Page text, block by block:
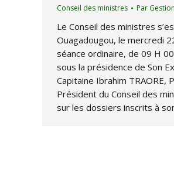
Conseil des ministres Par
Le Conseil des ministres
Ouagadougou, le mercredi
séance ordinaire, de 09 H
sous la présidence de Son
Capitaine Ibrahim TRAORE,
Président du Conseil des
sur les dossiers inscrits à